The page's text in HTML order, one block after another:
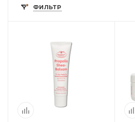
ФИЛЬТР